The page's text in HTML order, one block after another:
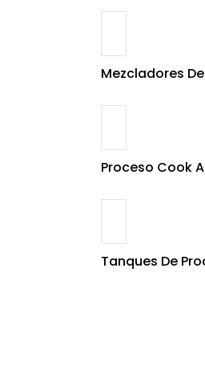
Mezcladores
Proceso Cook
Tanques De